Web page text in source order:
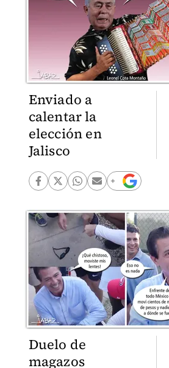
Enviado a
calentar la
elección en
Jalisco
Duelo de
magazos